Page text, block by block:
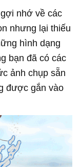
nhớ về các
nhưng lại thiếu
hình dạng
bạn đã có các
ảnh chụp sẵn
được gắn vào